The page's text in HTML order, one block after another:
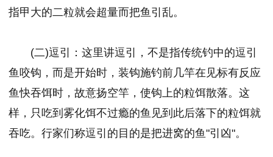
指甲大的二粒就会超量而把鱼引乱。
(二)逗引：这里讲逗引，不是指传统钓中的逗引
鱼咬钩，而是开始时，装钩施钓前几竿在见标有反应
鱼快吞饵时，故意扬空竿，使钩上的粒饵散落。这
样，只吃到雾化饵不过瘾的鱼见到此后落下的粒饵就
吞吃。行家们称逗引的目的是把进窝的鱼"引凶"。